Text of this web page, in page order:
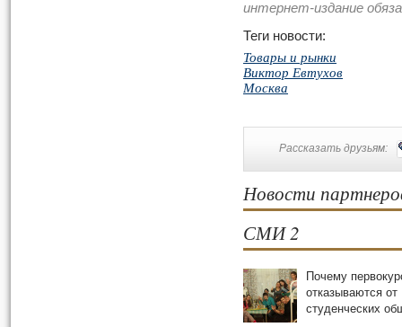
интернет-издание
Теги новости:
Товары и рынки
Виктор Евтухов
Москва
Рассказать друзьям:
Новости
СМИ 2
Почему
отказываются от
студенческих